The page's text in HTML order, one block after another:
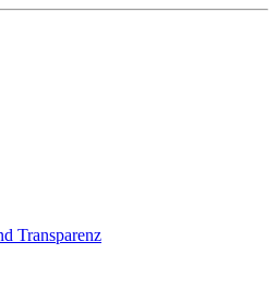
Transparenz